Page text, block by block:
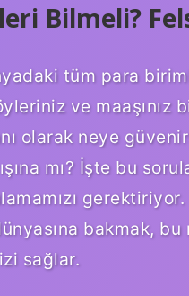
Bilmeli?
tüm para
ve
olarak neye
mı? İşte bu
bakmak,
sağlar.